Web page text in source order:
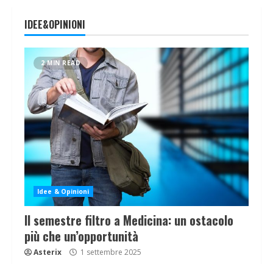
IDEE&OPINIONI
2 MIN READ
Idee & Opinioni
Il semestre filtro a Medicina: un ostacolo
più che un’opportunità
Asterix 1 settembre 2025